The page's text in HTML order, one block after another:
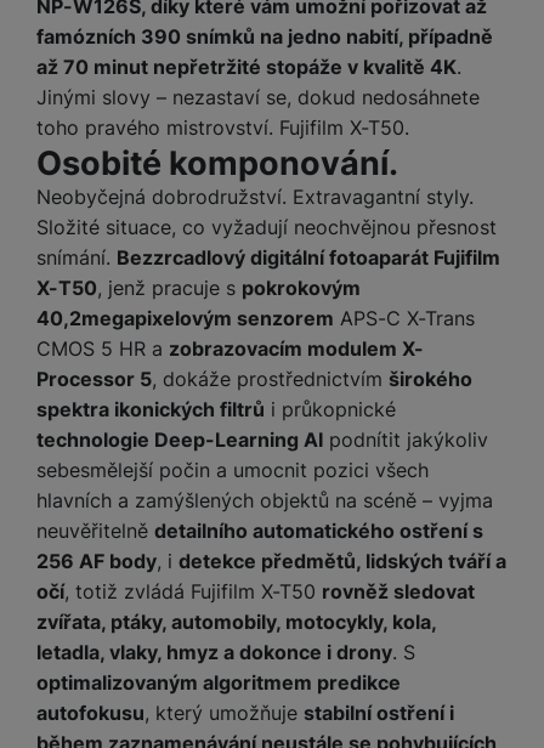
m
r
y
D
a
l
e
k
o
h
l
y
D
ig
it
ní
f
o
t
o
r
y
D
r
ž
á
k
y
a
s
t
o
j
a
n
p
r
o
t
a
b
t
y
Kl
a
o
t
e
b
o
k
y
R
o
u
e
r
y
K
á
v
e
s
n
i
t
ů
m
S
t
a
ti
v
y
B
e
s
k
y
o
t
o
p
o
u
r
N
a
b
í
j
e
k
y
N
a
b
íj
e
č
y
d
o
a
u
t
F
ól
ie
M
o
bi
le
O
u
tf
it
e
rs
c
e
P
r
č
k
y
a
s
š
i
č
k
y
V
y
s
a
v
a
č
P
ř
í
s
l
u
š
e
n
s
t
v
í
ří
sl
u
š
e
n
st
ví
r
o
m
o
NP-W126S, díky které vám umožní pořizovat až
famózních 390 snímků na jedno nabití, případně
až 70 minut nepřetržité stopáže v kvalitě 4K.
Jinými slovy – nezastaví se, dokud nedosáhnete
toho pravého mistrovství. Fujifilm X-T50.
Osobité komponování.
Neobyčejná dobrodružství. Extravagantní styly.
Složité situace, co vyžadují neochvějnou přesnost
snímání. Bezzrcadlový digitální fotoaparát Fujifilm
X-T50, jenž pracuje s pokrokovým
40,2megapixelovým senzorem APS-C X-Trans
CMOS 5 HR a zobrazovacím modulem X-
Processor 5, dokáže prostřednictvím širokého
spektra ikonických filtrů i průkopnické
technologie Deep-Learning AI podnítit jakýkoliv
sebesmělejší počin a umocnit pozici všech
hlavních a zamýšlených objektů na scéně – vyjma
neuvěřitelně detailního automatického ostření s
256 AF body, i detekce předmětů, lidských tváří a
očí, totiž zvládá Fujifilm X-T50 rovněž sledovat
zvířata, ptáky, automobily, motocykly, kola,
letadla, vlaky, hmyz a dokonce i drony. S
optimalizovaným algoritmem predikce
autofokusu, který umožňuje stabilní ostření i
během zaznamenávání neustále se pohybujících